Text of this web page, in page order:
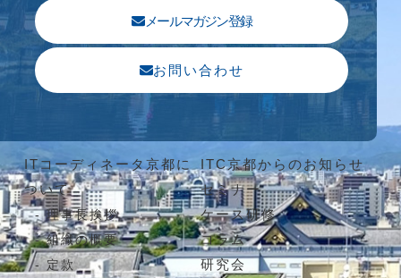
メールマガジン登録
お問い合わせ
ITコーディネータ京都に
ついて
理事長挨拶
組織の概要
定款
ITC京都からのお知らせ
セミナー
ケース研修
コラム
研究会